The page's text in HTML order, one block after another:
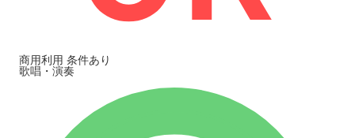
商用利用 条件あり
歌唱・演奏